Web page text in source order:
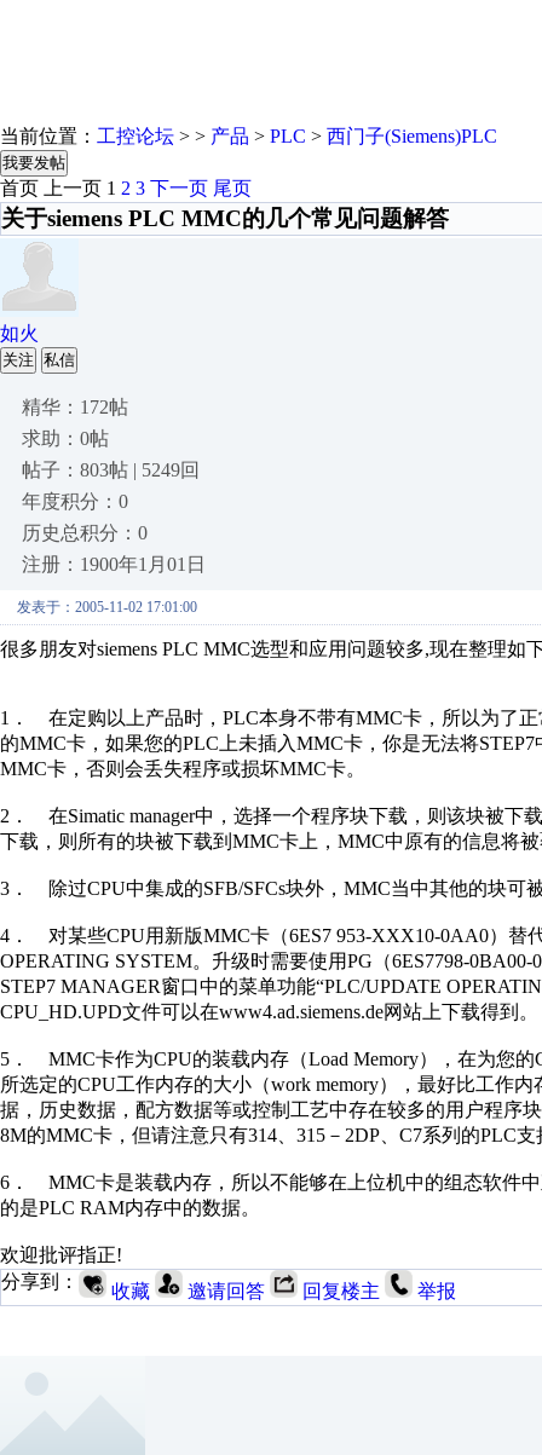
当前位置： 工控论坛 > > 产品 > PLC > 西门子(Siemens)PLC
我要发帖
首页 上一页 1 2 3 下一页 尾页
关于siemens PLC MMC的几个常见问题解答
如火
关注 私信
精华：172帖
求助：0帖
帖子：803帖 | 5249回
年度积分：0
历史总积分：0
注册：1900年1月01日
发表于：2005-11-02 17:01:00
很多朋友对siemens PLC MMC选型和应用问题较多,现在整理如
1． 在定购以上产品时，PLC本身不带有MMC卡，所以为了
的MMC卡，如果您的PLC上未插入MMC卡，你是无法将
MMC卡，否则会丢失程序或损坏MMC卡。
2． 在Simatic manager中，选择一个程序块下载，则该块被
下载，则所有的块被下载到MMC卡上，MMC中原有的信息将
3． 除过CPU中集成的SFB/SFCs块外，MMC当中其他的块可
4． 对某些CPU用新版MMC卡（6ES7 953-XXX10-0AA0）替
OPERATING SYSTEM。升级时需要使用PG（6ES7798-
STEP7 MANAGER窗口中的菜单功能“PLC/UPDATE
CPU_HD.UPD文件可以在www4.ad.siemens.de网站上下载得到。
5． MMC卡作为CPU的装载内存（Load Memory），在为您
所选定的CPU工作内存的大小（work memory），最好比工作
据，历史数据，配方数据等或控制工艺中存在较多的用户程序
8M的MMC卡，但请注意只有314、315－2DP、C7系列的PLC
6． MMC卡是装载内存，所以不能够在上位机中的组态软件
的是PLC RAM内存中的数据。
欢迎批评指正!
分享到：
收藏 邀请回答 回复楼主 举报